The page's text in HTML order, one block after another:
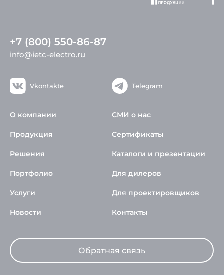
+7 (800) 550-86-87
info@ietc-electro.ru
Vkontakte Telegram
О компании
Продукция
Решения
Портфолио
Услуги
Новости
СМИ о нас
Сертификаты
Каталоги и презентации
Для дилеров
Для проектировщиков
Контакты
Обратная связь